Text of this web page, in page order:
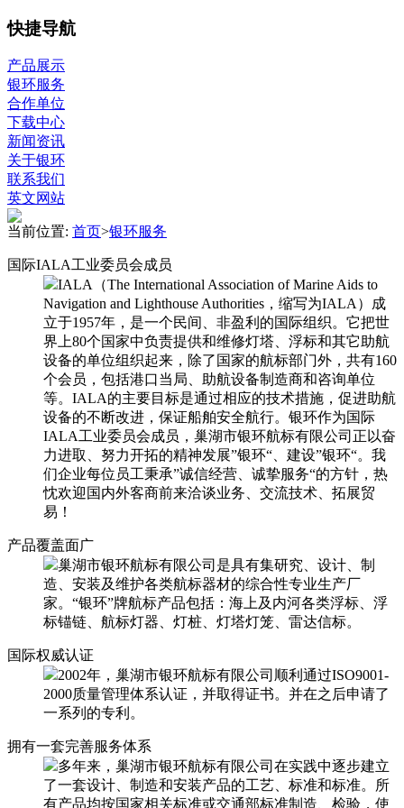
快捷导航
产品展示
银环服务
合作单位
下载中心
新闻资讯
关于银环
联系我们
英文网站
当前位置: 首页>银环服务
国际IALA工业委员会成员
IALA（The International Association of Marine Aids to
Navigation and Lighthouse Authorities，缩写为IALA）成
立于1957年，是一个民间、非盈利的国际组织。它把世
界上80个国家中负责提供和维修灯塔、浮标和其它助航
设备的单位组织起来，除了国家的航标部门外，共有160
个会员，包括港口当局、助航设备制造商和咨询单位
等。IALA的主要目标是通过相应的技术措施，促进助航
设备的不断改进，保证船舶安全航行。银环作为国际
IALA工业委员会成员，巢湖市银环航标有限公司正以奋
力进取、努力开拓的精神发展”银环“、建设”银环“。我
们企业每位员工秉承”诚信经营、诚挚服务“的方针，热
忱欢迎国内外客商前来洽谈业务、交流技术、拓展贸
易！
产品覆盖面广
巢湖市银环航标有限公司是具有集研究、设计、制
造、安装及维护各类航标器材的综合性专业生产厂
家。“银环”牌航标产品包括：海上及内河各类浮标、浮
标锚链、航标灯器、灯桩、灯塔灯笼、雷达信标。
国际权威认证
2002年，巢湖市银环航标有限公司顺利通过ISO9001-
2000质量管理体系认证，并取得证书。并在之后申请了
一系列的专利。
拥有一套完善服务体系
多年来，巢湖市银环航标有限公司在实践中逐步建立
了一套设计、制造和安装产品的工艺、标准和标准。所
有产品均按国家相关标准或交通部标准制造、检验，使